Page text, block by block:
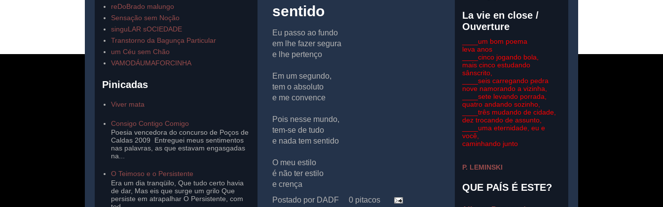
sentido
Eu passo ao fundo
em lhe fazer segura
e lhe pertenço
Em um segundo,
tem o absoluto
e me convence
Pois nesse mundo,
tem-se de tudo
e nada tem sentido
O meu estilo
é não ter estilo
e crença
Postado por DADF 0 pitacos
reDoBrado malungo
Sensação sem Noção
singuLAR sOCIEDADE
Transtorno da Bagunça Particular
um Céu sem Chão
VAMODÁUMAFORCINHA
Pinicadas
Viver mata
Consigo Contigo Comigo
Poesia vencedora do concurso de Poços de
Caldas 2009 Entreguei meus sentimentos
nas palavras, as que estavam engasgadas
na...
O Teimoso e o Persistente
Era um dia tranqüilo, Que tudo certo havia
de dar, Mas eis que surge um grilo Que
persiste em atrapalhar O Persistente, com
La vie en close /
Ouverture
____um bom poema
leva anos
____cinco jogando bola,
mais cinco estudando
sânscrito,
____seis carregando pedra
nove namorando a vizinha,
____sete levando porrada,
quatro andando sozinho,
____três mudando de cidade,
dez trocando de assunto,
____uma eternidade, eu e
você,
caminhando junto
P. LEMINSKI
QUE PAÍS É ESTE?